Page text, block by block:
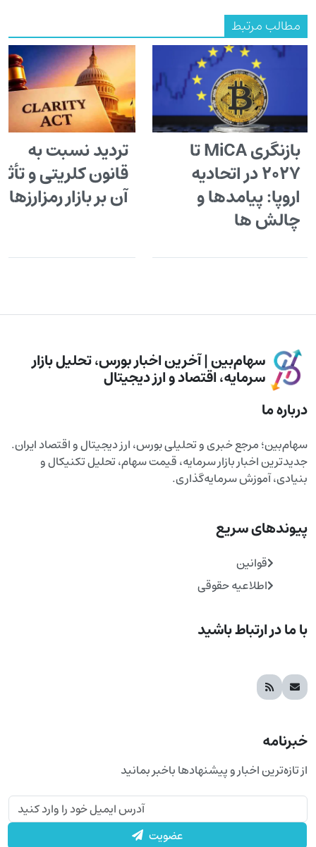
مطالب مرتبط
بازنگری MiCA تا
۲۰۲۷ در اتحادیه
اروپا: پیامدها و
چالش ها
تردید نسبت به
قانون کلریتی و
آن بر بازار رمزارزها
سهام‌بین | آخرین اخبار بورس، تحلیل بازار
سرمایه، اقتصاد و ارز دیجیتال
درباره ما
سهام‌بین؛ مرجع خبری و تحلیلی بورس، ارز دیجیتال و اقتصاد ایران.
جدیدترین اخبار بازار سرمایه، قیمت سهام، تحلیل تکنیکال و
بنیادی، آموزش سرمایه‌گذاری.
پیوندهای سریع
قوانین
اطلاعیه حقوقی
با ما در ارتباط باشید
خبرنامه
از تازه‌ترین اخبار و پیشنهادها باخبر بمانید
عضویت